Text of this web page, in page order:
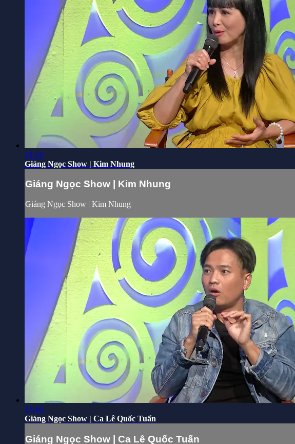
24:58
Giáng Ngọc Show | Kim Nhung
Giáng Ngọc Show | Kim Nhung
Giáng Ngọc Show | Kim Nhung
23:46
Giáng Ngọc Show | Ca Lê Quốc Tuấn
Giáng Ngọc Show | Ca Lê Quốc Tuấn